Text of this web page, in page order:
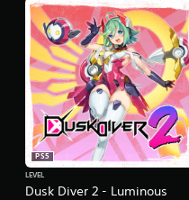
Dusk Diver 2 - Luminous
PS5
LEVEL